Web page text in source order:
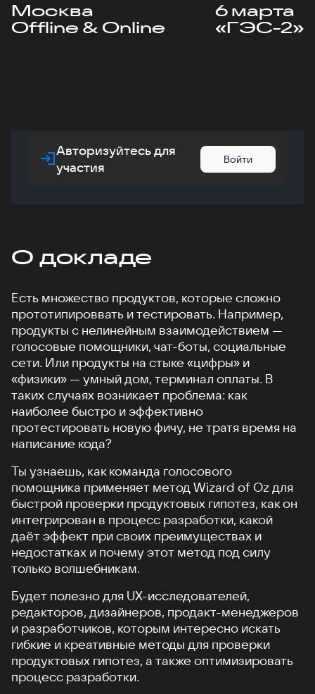
Москва
Offline & Online
6 марта
«ГЭС-2»
Авторизуйтесь для
участия
Войти
О докладе
Есть множество продуктов, которые сложно
прототипироввать и тестировать. Например,
продукты с нелинейным взаимодействием —
голосовые помощники, чат-боты, социальные
сети. Или продукты на стыке «цифры» и
«физики» — умный дом, терминал оплаты. В
таких случаях возникает проблема: как
наиболее быстро и эффективно
протестировать новую фичу, не тратя время на
написание кода?
Ты узнаешь, как команда голосового
помощника применяет метод Wizard of Oz для
быстрой проверки продуктовых гипотез, как он
интегрирован в процесс разработки, какой
даёт эффект при своих преимуществах и
недостатках и почему этот метод под силу
только волшебникам.
Будет полезно для UX-исследователей,
редакторов, дизайнеров, продакт-менеджеров
и разработчиков, которым интересно искать
гибкие и креативные методы для проверки
продуктовых гипотез, а также оптимизировать
процесс разработки.